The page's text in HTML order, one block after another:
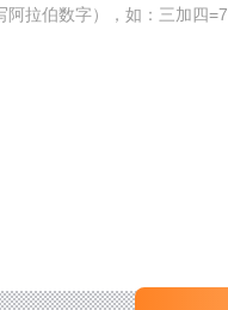
阿拉伯数字），如：三加四=7